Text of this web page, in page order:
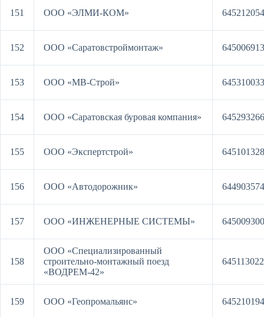
151 ООО «ЭЛМИ-КОМ»
152 ООО «Саратовстроймонтаж»
153 ООО «МВ-Строй»
154 ООО «Саратовская буровая компания»
155 ООО «Экспертстрой»
156 ООО «Автодорожник»
157 ООО «ИНЖЕНЕРНЫЕ СИСТЕМЫ»
158
ООО «Специализированный
строительно-монтажный поезд
«ВОДРЕМ-42»
159 ООО «Геопромальянс»